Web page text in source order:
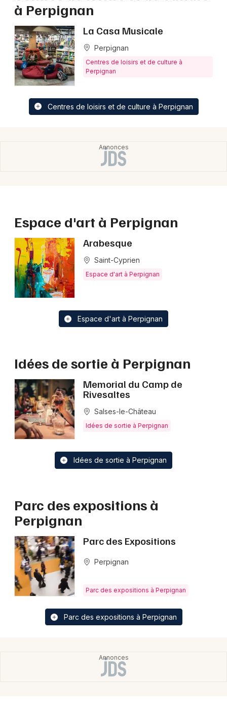
Choisir mes départements
Je m'abonne
à Perpignan
La Casa Musicale
Perpignan
Centres de loisirs et de culture à
Perpignan
Centres de loisirs et de culture à Perpignan
Espace d'art à Perpignan
Arabesque
Saint-Cyprien
Espace d'art à Perpignan
Espace d'art à Perpignan
Idées de sortie à Perpignan
Memorial du Camp de
Rivesaltes
Salses-le-Château
Idées de sortie à Perpignan
Idées de sortie à Perpignan
Parc des expositions à
Perpignan
Parc des Expositions
Perpignan
Parc des expositions à Perpignan
Parc des expositions à Perpignan